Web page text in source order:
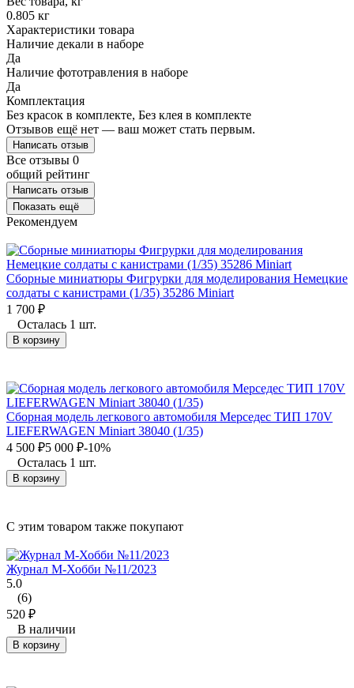
0.805 кг
Характеристики товара
Наличие декали в наборе
Да
Наличие фототравления в наборе
Да
Комплектация
Без красок в комплекте, Без клея в комплекте
Отзывов ещё нет — ваш может стать первым.
Написать отзыв
Все отзывы 0
общий рейтинг
Написать отзыв
Показать ещё
Рекомендуем
Сборные миниатюры Фигрурки для моделирования Немецкие
солдаты с канистрами (1/35) 35286 Miniart
1 700 ₽
Осталась 1 шт.
В корзину
Сборная модель легкового автомобиля Мерседес ТИП 170V
LIEFERWAGEN Miniart 38040 (1/35)
4 500 ₽5 000 ₽-10%
Осталась 1 шт.
В корзину
C этим товаром также покупают
Журнал М-Хобби №11/2023
5.0
(6)
520 ₽
В наличии
В корзину